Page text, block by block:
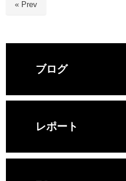
« Prev
ブログ
レポート